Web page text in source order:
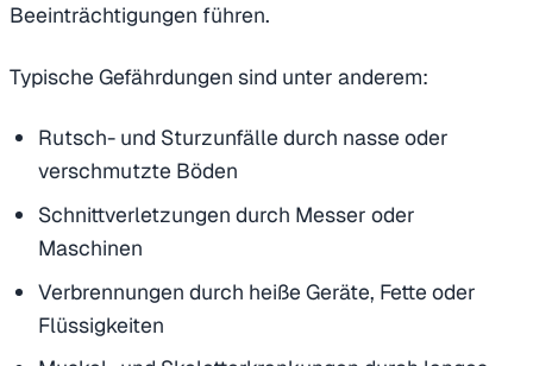
Beeinträchtigungen führen.
Typische Gefährdungen sind unter anderem:
Rutsch- und Sturzunfälle durch nasse oder
verschmutzte Böden
Schnittverletzungen durch Messer oder
Maschinen
Verbrennungen durch heiße Geräte, Fette oder
Flüssigkeiten